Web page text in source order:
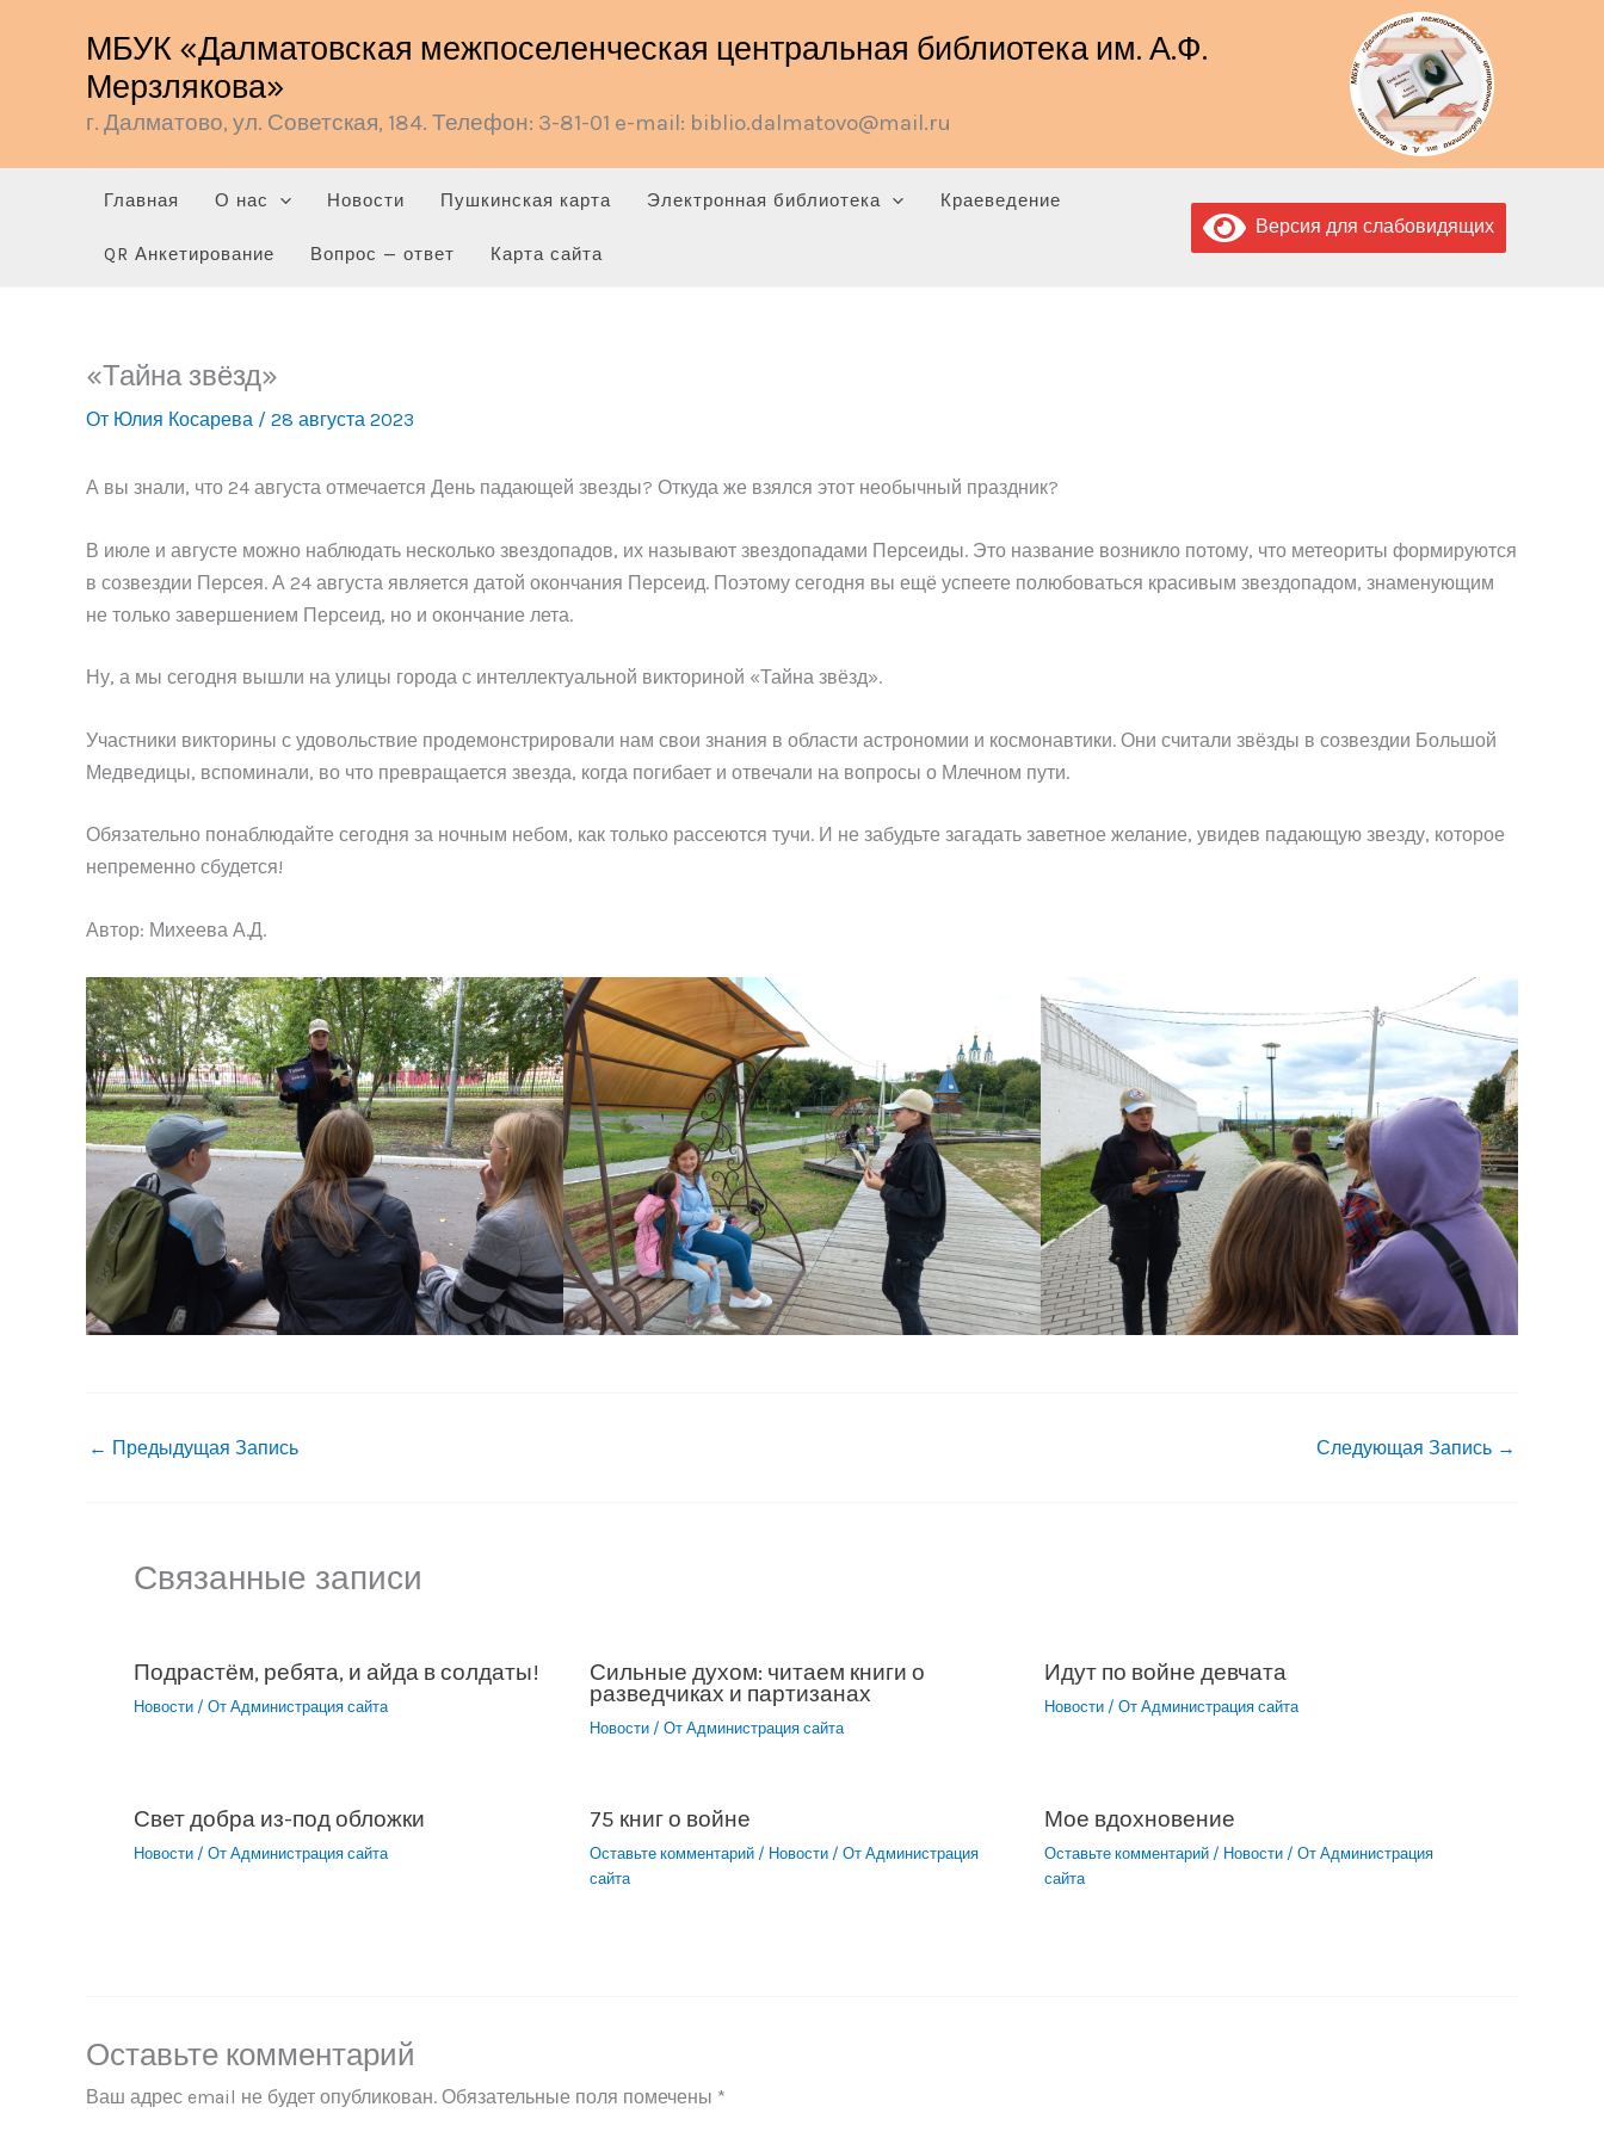
содержимому
МБУК «Далматовская межпоселенческая центральная библиотека им. А.Ф.
Мерзлякова»
г. Далматово, ул. Советская, 184. Телефон: 3-81-01 e-mail: biblio.dalmatovo@mail.ru
Главная О нас Новости Пушкинская карта Электронная библиотека Краеведение
QR Анкетирование Вопрос — ответ Карта сайта
Версия для слабовидящих
«Тайна звёзд»
От Юлия Косарева / 28 августа 2023
А вы знали, что 24 августа отмечается День падающей звезды? Откуда же взялся этот необычный праздник?
В июле и августе можно наблюдать несколько звездопадов, их называют звездопадами Персеиды. Это название возникло потому, что метеориты формируются
в созвездии Персея. А 24 августа является датой окончания Персеид. Поэтому сегодня вы ещё успеете полюбоваться красивым звездопадом, знаменующим
не только завершением Персеид, но и окончание лета.
Ну, а мы сегодня вышли на улицы города с интеллектуальной викториной «Тайна звёзд».
Участники викторины с удовольствие продемонстрировали нам свои знания в области астрономии и космонавтики. Они считали звёзды в созвездии Большой
Медведицы, вспоминали, во что превращается звезда, когда погибает и отвечали на вопросы о Млечном пути.
Обязательно понаблюдайте сегодня за ночным небом, как только рассеются тучи. И не забудьте загадать заветное желание, увидев падающую звезду, которое
непременно сбудется!
Автор: Михеева А.Д.
← Предыдущая Запись Следующая Запись →
Связанные записи
Подрастём, ребята, и айда в солдаты!
Новости / От Администрация сайта
Сильные духом: читаем книги о
разведчиках и партизанах
Новости/ От Администрация сайта
Идут по войне девчата
Новости / ОтАдминистрация сайта
Свет добра из-под обложки
Новости / От Администрация сайта
75 книг о войне
Оставьте комментарий / Новости/ От Администрация
сайта
Мое вдохновение
Оставьте комментарий / Новости / ОтАдминистрация
сайта
Оставьте комментарий
Ваш адрес email не будет опубликован. Обязательные поля помечены *